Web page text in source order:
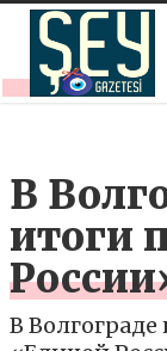
В
итоги
В